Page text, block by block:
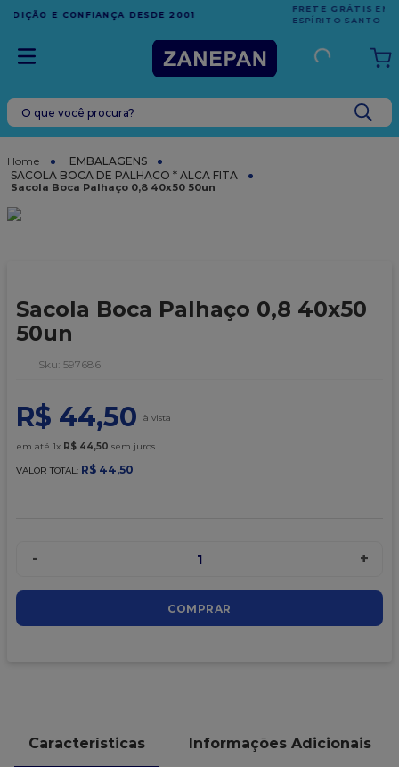
EM COMPRAS ACIMA DE R$1.000,00 PARA O
ESPÍRITO SANTO
O que você procura?
EMBALAGENS
SACOLA BOCA DE PALHACO * ALCA FITA
Sacola Boca Palhaço 0,8 40x50 50un
Sacola Boca Palhaço 0,8 40x50
50un
: 597686
R$ 44,50
em até 1x R$ 44,50 sem juros
VALOR TOTAL: R$ 44,50
- 1 +
COMPRAR
Características Informações Adicionais
TERMOS MAIS BUSCADOS
leite condensado
2º
caixa
6º
granulado
7º
vabene
sacola
9
caixa kraft
chocolate